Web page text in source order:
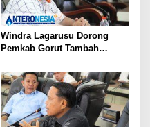
Windra Lagarusu Dorong
Pemkab Gorut Tambah
Langkah Strategis Perkuat
Fiskal Daerah